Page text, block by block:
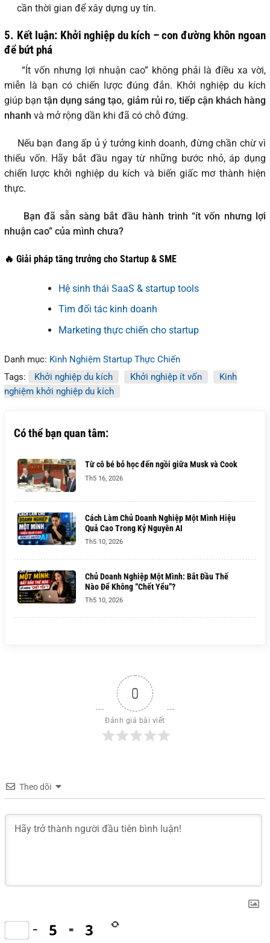
cần thời gian để xây dựng uy tín.
5. Kết luận: Khởi nghiệp du kích – con đường khôn ngoan
để bứt phá
“Ít vốn nhưng lợi nhuận cao” không phải là điều xa vời,
miễn là bạn có chiến lược đúng đắn. Khởi nghiệp du kích
giúp bạntận dụng sáng tạo, giảm rủi ro, tiếp cận khách hàng
nhanh và mở rộng dần khi đã có chỗ đứng.
Nếu bạn đang ấp ủ ý tưởng kinh doanh, đừng chần chừ vì
thiếu vốn. Hãy bắt đầu ngay từ những bước nhỏ, áp dụng
chiến lược khởi nghiệp du kích và biến giấc mơ thành hiện
thực.
Bạn đã sẵn sàng bắt đầu hành trình “ít vốn nhưng lợi
nhuận cao” của mình chưa?
🔥 Giải pháp tăng trưởng cho Startup & SME
Hệ sinh thái SaaS & startup tools
Tìm đối tác kinh doanh
Marketing thực chiến cho startup
Danh mục: Kinh Nghiệm Startup Thực Chiến
Tags:
Khởi nghiệp du kích Khởi nghiệp ít vốn
Kinh
nghiệm khởi nghiệp du kích
Có thể bạn quan tâm:
Từ cô bé bỏ học đến ngồi giữa Musk và Cook
Th5 16, 2026
Cách Làm Chủ Doanh Nghiệp Một Mình Hiệu
Quả Cao Trong Kỷ Nguyên AI
Th5 10, 2026
Chủ Doanh Nghiệp Một Mình: Bắt Đầu Thế
Nào Để Không “Chết Yểu”?
Th5 10, 2026
0
Đánh giá bài viết
Theo dõi
− =